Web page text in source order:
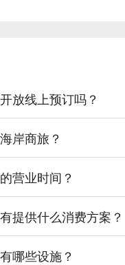
放线上预订吗？
岸商旅？
营业时间？
提供什么消费方案？
哪些设施？